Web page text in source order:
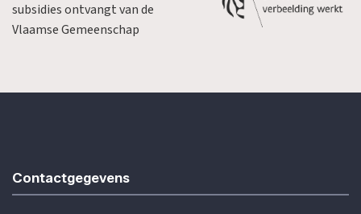
subsidies ontvangt van de
Vlaamse Gemeenschap
Contactgegevens